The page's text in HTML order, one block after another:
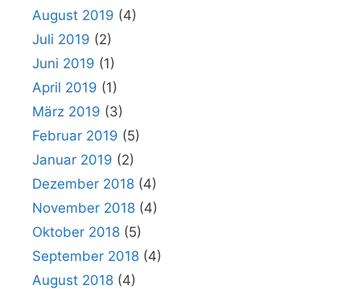
August 2019 (4)
Juli 2019 (2)
Juni 2019 (1)
April 2019 (1)
März 2019 (3)
Februar 2019 (5)
Januar 2019 (2)
Dezember 2018 (4)
November 2018 (4)
Oktober 2018 (5)
September 2018 (4)
August 2018 (4)